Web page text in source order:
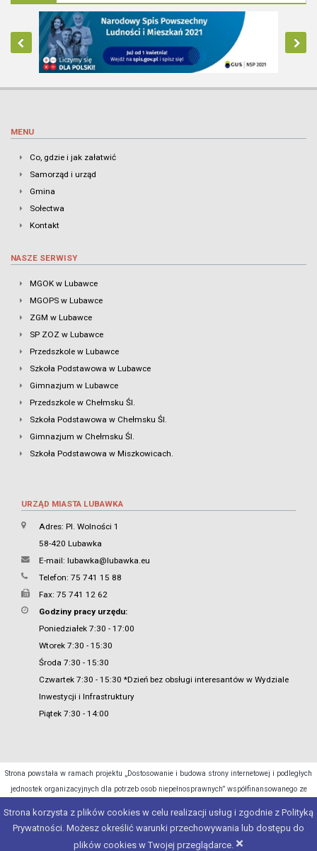
Strona korzysta z plików cookies w celu realizacji usług i zgodnie z Polityką
Prywatności. Możesz określić warunki przechowywania lub dostępu do
plików cookies w Twojej przeglądarce. ×
MENU
Co, gdzie i jak załatwić
Samorząd i urząd
Gmina
Sołectwa
Kontakt
NASZE SERWISY
MGOK w Lubawce
MGOPS w Lubawce
ZGM w Lubawce
SP ZOZ w Lubawce
Przedszkole w Lubawce
Szkoła Podstawowa w Lubawce
Gimnazjum w Lubawce
Przedszkole w Chełmsku Śl.
Szkoła Podstawowa w Chełmsku Śl.
Gimnazjum w Chełmsku Śl.
Szkoła Podstawowa w Miszkowicach.
URZĄD MIASTA LUBAWKA
Adres: Pl. Wolności 1
58-420 Lubawka
E-mail: lubawka@lubawka.eu
Telefon: 75 741 15 88
Fax: 75 741 12 62
Godziny pracy urzędu:
Poniedziałek 7:30 - 17:00
Wtorek 7:30 - 15:30
Środa 7:30 - 15:30
Czwartek 7:30 - 15:30 *Dzień bez obsługi interesantów w Wydziale
Inwestycji i Infrastruktury
Piątek 7:30 - 14:00
Strona powstała w ramach projektu „Dostosowanie i budowa strony internetowej i podległych
jednostek organizacyjnych dla potrzeb osob niepełnosprawnych” współfinansowanego ze
Copyright 2015 - 2026 © Urząd Miasta Lubawka
Projekt i realizacja:e4web studio | Silnik:JSTsystem| Pogoda: